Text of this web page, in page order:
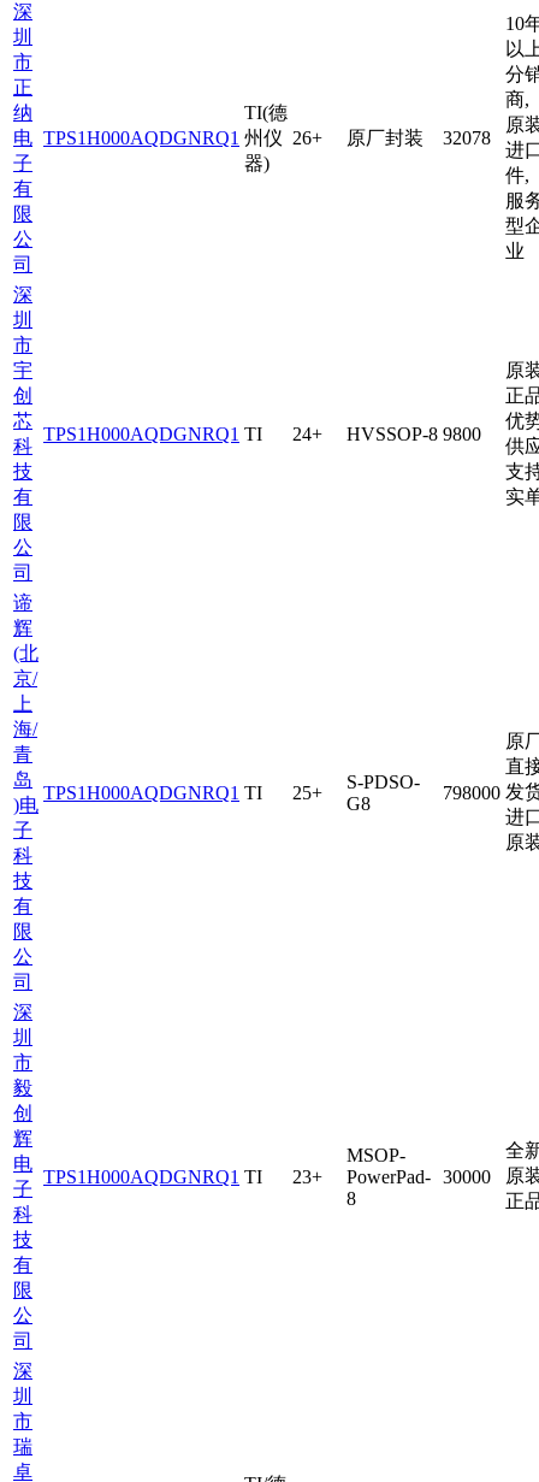
深
圳
市
正
纳
电
子
有
限
公
司
TPS1H000AQDGNRQ1
TI(德
州仪
器)
26+ 原厂封装 32078
10
以
分
商,
原
进
件,
服
型
业
深
圳
市
宇
创
芯
科
技
有
限
公
司
TPS1H000AQDGNRQ1 TI 24+ HVSSOP-8 9800
原
正
优
供
支
实
谛
辉
(北
京/
上
海/
青
岛
)电
子
科
技
有
限
公
司
TPS1H000AQDGNRQ1 TI 25+
S-PDSO-
G8
798000
原
直
发
进
原
深
圳
市
毅
创
辉
电
子
科
技
有
限
公
司
TPS1H000AQDGNRQ1 TI 23+
MSOP-
PowerPad-
8
30000
全
原
正
深
圳
市
瑞
卓